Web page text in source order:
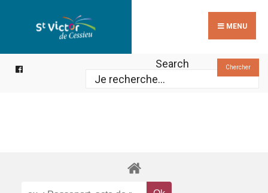
MENU
Search Chercher
for: